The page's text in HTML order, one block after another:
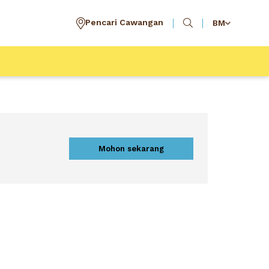
Pencari Cawangan BM
Mohon sekarang